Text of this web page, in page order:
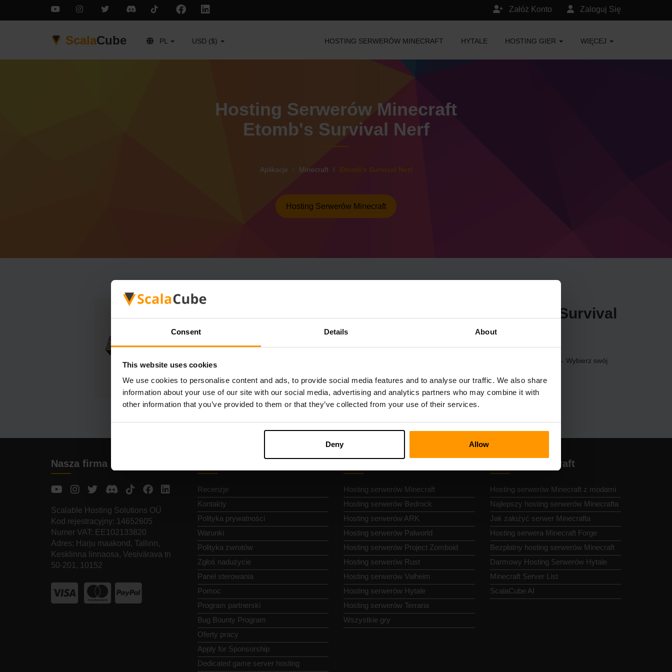
Consent Details About
This website uses cookies
We use cookies to personalise content and ads, to provide social media features and to analyse our traffic. We also share
information about your use of our site with our social media, advertising and analytics partners who may combine it with
other information that you’ve provided to them or that they’ve collected from your use of their services.
Deny Allow
Zaloguj Się
Załóż Konto
ScalaCube PL USD ($) HOSTING SERWERÓW MINECRAFT HYTALE HOSTING GIER WIĘCEJ
Hosting Serwerów Minecraft
Etomb's Survival Nerf
Aplikacje Minecraft Etomb's Survival Nerf
Hosting Serwerów Minecraft
Jak zrobić serwer Minecraft Etomb's Survival
Nerf.
(Serwery → Wybierz swój
Życzymy miłej gry na serwerze!
Nasza firma
Scalable Hosting Solutions OÜ
Kod rejestracyjny: 14652605
Numer VAT: EE102133820
Adres: Harju maakond, Tallinn,
Kesklinna linnaosa, Vesivärava tn
50-201, 10152
Recenzje
Kontakty
Polityka prywatności
Warunki
Polityka zwrotów
Zgłoś nadużycie
Panel sterowania
Pomoc
Program partnerski
Bug Bounty Program
Oferty pracy
Apply for Sponsorship
Dedicated game server hosting
Hosting serwerów Minecraft
Hosting serwerów Bedrock
Hosting serwerów ARK
Hosting serwerów Palworld
Hosting serwerów Project Zomboid
Hosting serwerów Rust
Hosting serwerów Valheim
Hosting serwerów Hytale
Hosting serwerów Terraria
Wszystkie gry
Hosting Minecraft
Hosting serwerów Minecraft z modami
Najlepszy hosting serwerów Minecrafta
Jak założyć serwer Minecrafta
Hosting serwera Minecraft Forge
Bezpłatny hosting serwerów Minecraft
Darmowy Hosting Serwerów Hytale
Minecraft Server List
ScalaCube AI